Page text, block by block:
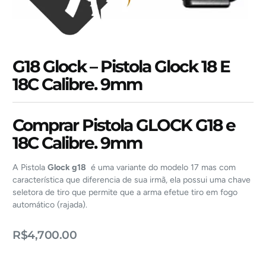
G18 Glock – Pistola Glock 18 E
18C Calibre. 9mm
Comprar Pistola GLOCK G18 e
18C Calibre. 9mm
A PistolaGlock g18 é uma variante do modelo 17 mas com
característica que diferencia de sua irmã, ela possui uma chave
seletora de tiro que permite que a arma efetue tiro em fogo
automático (rajada).
R$4,700.00